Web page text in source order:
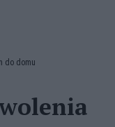
do domu